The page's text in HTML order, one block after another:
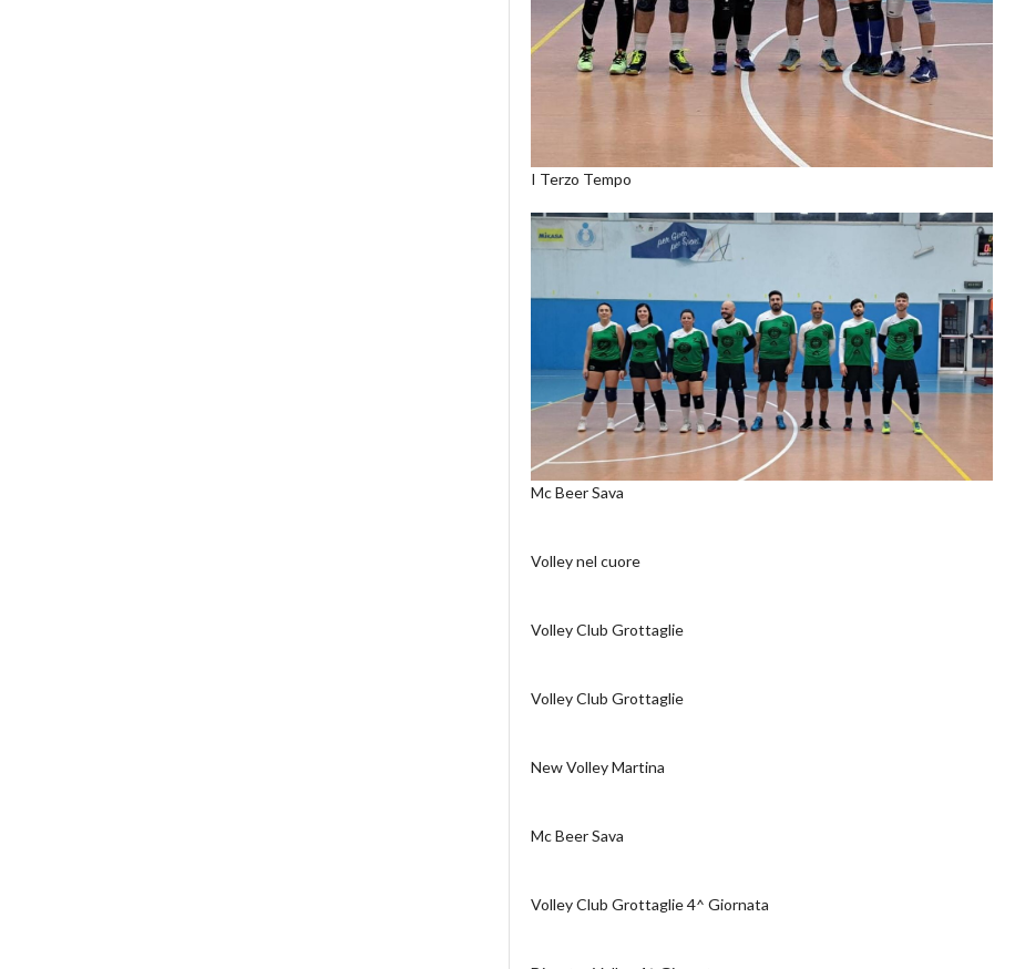
I Terzo Tempo
Mc Beer Sava
Volley nel cuore
Volley Club Grottaglie
Volley Club Grottaglie
New Volley Martina
Mc Beer Sava
Volley Club Grottaglie 4^ Giornata